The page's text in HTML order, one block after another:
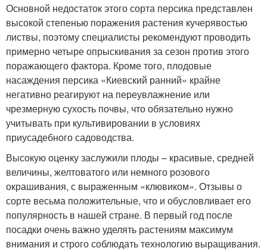
Основной недостаток этого сорта персика представлен
высокой степенью поражения растения кучерявостью
листвы, поэтому специалисты рекомендуют проводить
примерно четыре опрыскивания за сезон против этого
поражающего фактора. Кроме того, плодовые
насаждения персика «Киевский ранний» крайне
негативно реагируют на переувлажнение или
чрезмерную сухость почвы, что обязательно нужно
учитывать при культивировании в условиях
приусадебного садоводства.
Высокую оценку заслужили плоды – красивые, средней
величины, желтоватого или немного розового
окрашивания, с выраженным «клювиком». Отзывы о
сорте весьма положительные, что и обусловливает его
популярность в нашей стране. В первый год после
посадки очень важно уделять растениям максимум
внимания и строго соблюдать технологию выращивания.